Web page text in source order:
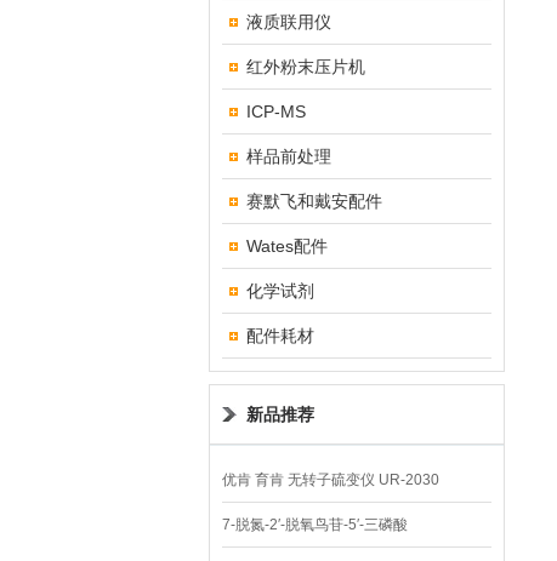
液质联用仪
红外粉末压片机
ICP-MS
样品前处理
赛默飞和戴安配件
Wates配件
化学试剂
配件耗材
新品推荐
优肯 育肯 无转子硫变仪 UR-2030
7-脱氮-2′-脱氧鸟苷-5′-三磷酸